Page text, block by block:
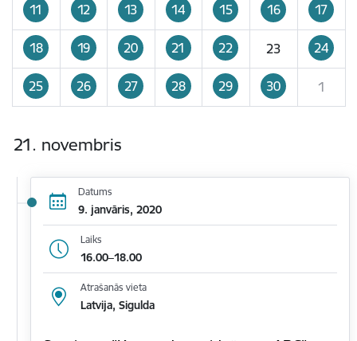
11 12 13 14 15 16 17
18 19 20 21 22 23 24
25 26 27 28 29 30 1
21. novembris
Datums
9. janvāris, 2020
Laiks
16.00–18.00
Atrašanās vieta
Latvija, Sigulda